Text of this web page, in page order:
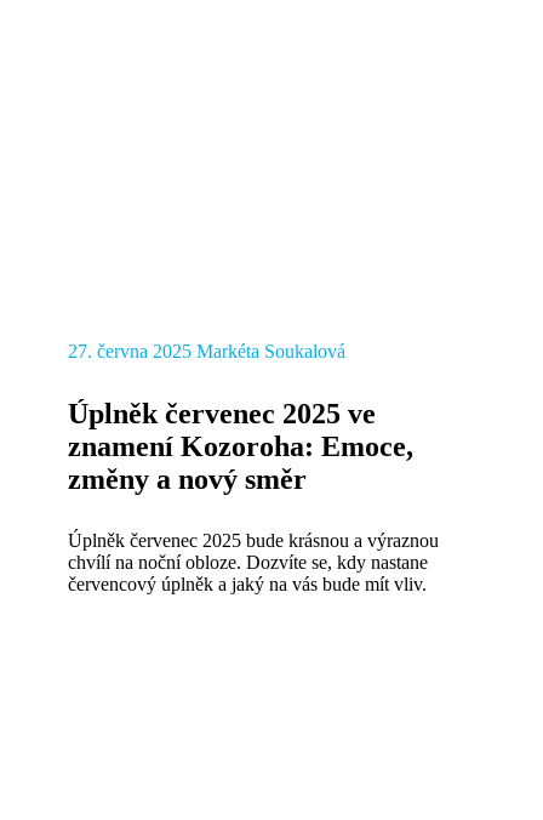
27. června 2025 Markéta Soukalová
Úplněk červenec 2025 ve
znamení Kozoroha: Emoce,
změny a nový směr
Úplněk červenec 2025 bude krásnou a výraznou
chvílí na noční obloze. Dozvíte se, kdy nastane
červencový úplněk a jaký na vás bude mít vliv.